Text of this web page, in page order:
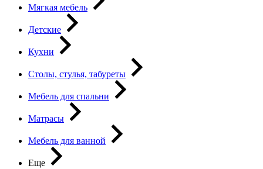
Мягкая мебель
Детские
Кухни
Столы, стулья, табуреты
Мебель для спальни
Матрасы
Мебель для ванной
Еще